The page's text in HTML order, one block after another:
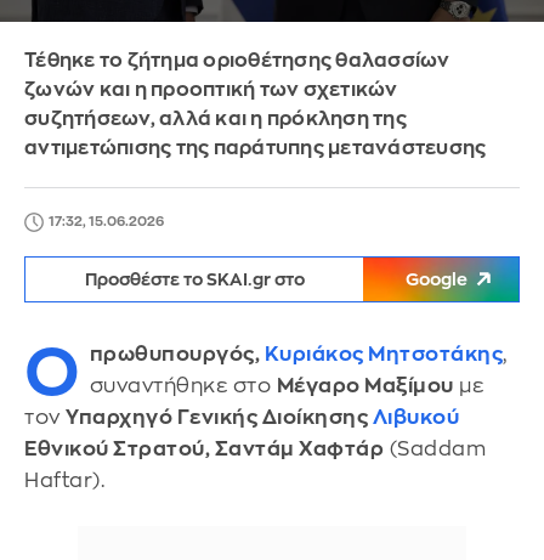
Τέθηκε το ζήτημα οριοθέτησης θαλασσίων
ζωνών και η προοπτική των σχετικών
συζητήσεων, αλλά και η πρόκληση της
αντιμετώπισης της παράτυπης μετανάστευσης
17:32, 15.06.2026
Προσθέστε το SKAI.gr στο Google
Ο πρωθυπουργός, Κυριάκος Μητσοτάκης,
συναντήθηκε στο Μέγαρο Μαξίμου με
τον Υπαρχηγό Γενικής Διοίκησης Λιβυκού
Εθνικού Στρατού, Σαντάμ Χαφτάρ (Saddam
Haftar).